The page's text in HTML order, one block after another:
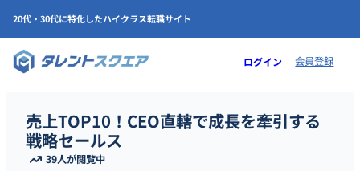
20代・30代に特化したハイクラス転職サイト
ログイン 会員登録
売上TOP10！CEO直轄で成長を牽引する
戦略セールス
39人が閲覧中